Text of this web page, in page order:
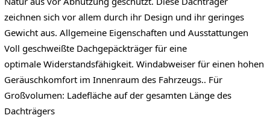
zeichnen sich vor allem durch ihr Design und ihr geringes
Gewicht aus. Allgemeine Eigenschaften und Ausstattungen
Voll geschweißte Dachgepäckträger für eine
optimale Widerstandsfähigkeit. Windabweiser für einen hohen
Geräuschkomfort im Innenraum des Fahrzeugs.. Für
Großvolumen: Ladefläche auf der gesamten Länge des
Dachträgers